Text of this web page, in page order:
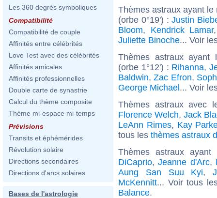
Les 360 degrés symboliques
Compatibilité
Compatibilité de couple
Affinités entre célébrités
Love Test avec des célébrités
Affinités amicales
Affinités professionnelles
Double carte de synastrie
Calcul du thème composite
Thème mi-espace mi-temps
Prévisions
Transits et éphémérides
Révolution solaire
Directions secondaires
Directions d'arcs solaires
Bases de l'astrologie
Thèmes astraux ayant
(orbe 0°19') :Justin
Bloom, Kendrick Lamar
Juliette Binoche... Voir
Thèmes astraux ayant
(orbe 1°12') : Rihanna,
Baldwin,Zac Efron,
George Michael... Voir
Thèmes astraux avec
Florence Welch, Jack
LeAnn Rimes, Kay
tous les thèmes astraux
Thèmes astraux
DiCaprio,Jeanne d'Arc,
Aung San Suu Kyi,
McKennitt... Voir tous
Balance.